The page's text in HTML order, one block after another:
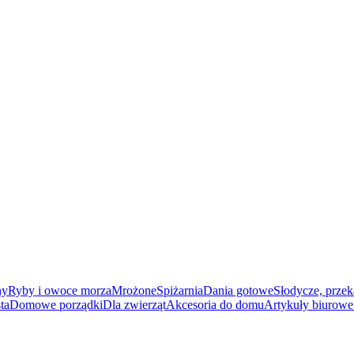
Ryby i owoce morzaMrożoneSpiżarniaDania gotoweSłodycze,
Domowe porządkiDla zwierzątAkcesoria do domuArtykuły